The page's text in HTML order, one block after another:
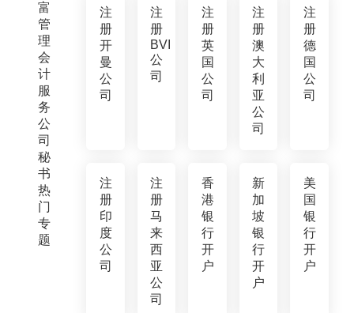
富
管
理
会
计
服
务
公
司
秘
书
热
门
专
题
注
册
开
曼
公
司
注
册
BVI
公
司
注
册
英
国
公
司
注
册
澳
大
利
亚
公
司
注
册
德
国
公
司
注
册
印
度
公
司
注
册
马
来
西
亚
公
司
香
港
银
行
开
户
新
加
坡
银
行
开
户
美
国
银
行
开
户